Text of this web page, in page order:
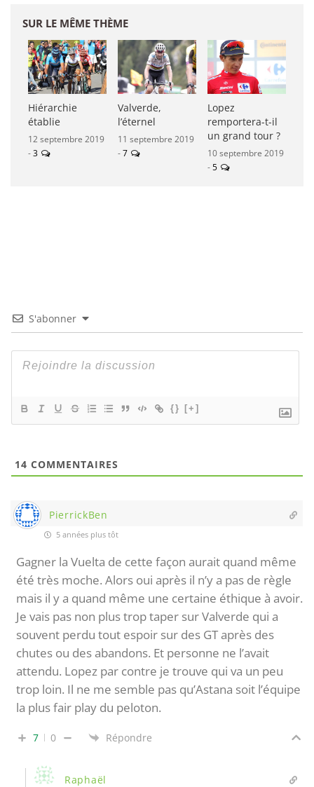
SUR LE MÊME THÈME
Hiérarchie
établie
12 septembre 2019
-3
Valverde,
l’éternel
11 septembre 2019
-7
Lopez
remportera-t-il
un grand tour ?
10 septembre 2019
-5
S'abonner
{} [+]
14 COMMENTAIRES
PierrickBen
5 années plus tôt
Gagner la Vuelta de cette façon aurait quand même
été très moche. Alors oui après il n’y a pas de règle
mais il y a quand même une certaine éthique à avoir.
Je vais pas non plus trop taper sur Valverde qui a
souvent perdu tout espoir sur des GT après des
chutes ou des abandons. Et personne ne l’avait
attendu. Lopez par contre je trouve qui va un peu
trop loin. Il ne me semble pas qu’Astana soit l’équipe
la plus fair play du peloton.
7 0 Répondre
Raphaël